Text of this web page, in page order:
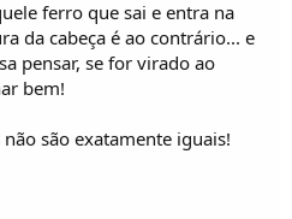
ferro que sai e entra na
da cabeça é ao contrário... e
pensar, se for virado ao
bem!
são exatamente iguais!